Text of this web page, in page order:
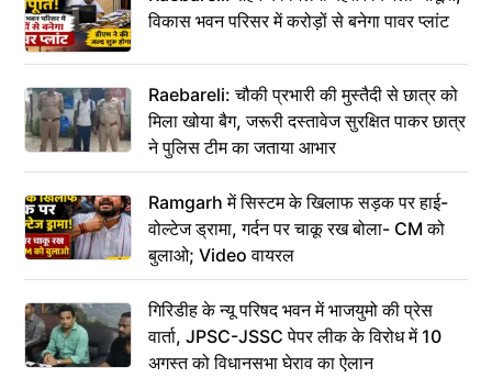
विकास भवन परिसर में करोड़ों से बनेगा पावर प्लांट
Raebareli: चौकी प्रभारी की मुस्तैदी से छात्र को
मिला खोया बैग, जरूरी दस्तावेज सुरक्षित पाकर छात्र
ने पुलिस टीम का जताया आभार
Ramgarh में सिस्टम के खिलाफ सड़क पर हाई-
वोल्टेज ड्रामा, गर्दन पर चाकू रख बोला- CM को
बुलाओ; Video वायरल
गिरिडीह के न्यू परिषद भवन में भाजयुमो की प्रेस
वार्ता, JPSC-JSSC पेपर लीक के विरोध में 10
अगस्त को विधानसभा घेराव का ऐलान